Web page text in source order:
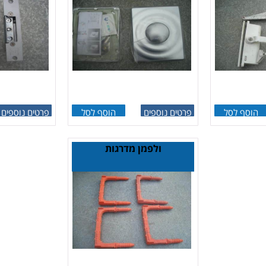
הוסף לסל פרטים נוספים הוסף לסל פרטים נוספים
ולפמן מדרגות